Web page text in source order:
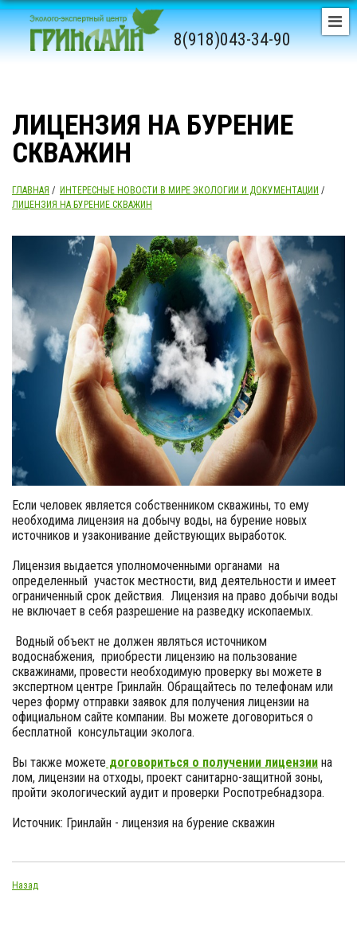
8(918)043-34-90
ЛИЦЕНЗИЯ НА БУРЕНИЕ
СКВАЖИН
ГЛАВНАЯ / ИНТЕРЕСНЫЕ НОВОСТИ В МИРЕ ЭКОЛОГИИ И ДОКУМЕНТАЦИИ /
ЛИЦЕНЗИЯ НА БУРЕНИЕ СКВАЖИН
Если человек является собственником скважины, то ему
необходима лицензия на добычу воды, на бурение новых
источников и узаконивание действующих выработок.
Лицензия выдается уполномоченными органами на
определенный участок местности, вид деятельности и имеет
ограниченный срок действия. Лицензия на право добычи воды
не включает в себя разрешение на разведку ископаемых.
Водный объект не должен являться источником
водоснабжения, приобрести лицензию на пользование
скважинами, провести необходимую проверку вы можете в
экспертном центре Гринлайн. Обращайтесь по телефонам или
через форму отправки заявок для получения лицензии на
официальном сайте компании. Вы можете договориться о
бесплатной консультации эколога.
Вы также можете договориться о получении лицензии на
лом, лицензии на отходы, проект санитарно-защитной зоны,
пройти экологический аудит и проверки Роспотребнадзора.
Источник: Гринлайн - лицензия на бурение скважин
Назад